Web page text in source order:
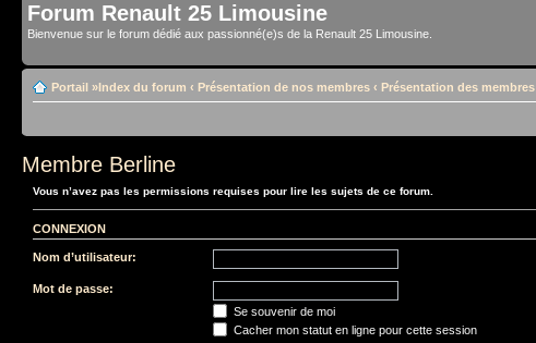
Forum Renault 25 Limousine
Bienvenue sur le forum dédié aux passionné(e)s de la Renault 25 Limousine.
Portail »Index du forum ‹ Présentation de nos membres ‹ Présentation des membres
Membre Berline
Vous n’avez pas les permissions requises pour lire les sujets de ce forum.
CONNEXION
Nom d’utilisateur:
Mot de passe:
Se souvenir de moi
Cacher mon statut en ligne pour cette session